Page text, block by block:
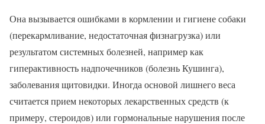
Она вызывается ошибками в кормлении и гигиене собаки
(перекармливание, недостаточная физнагрузка) или
результатом системных болезней, например как
гиперактивность надпочечников (болезнь Кушинга),
заболевания щитовидки. Иногда основой лишнего веса
считается прием некоторых лекарственных средств (к
примеру, стероидов) или гормональные нарушения после